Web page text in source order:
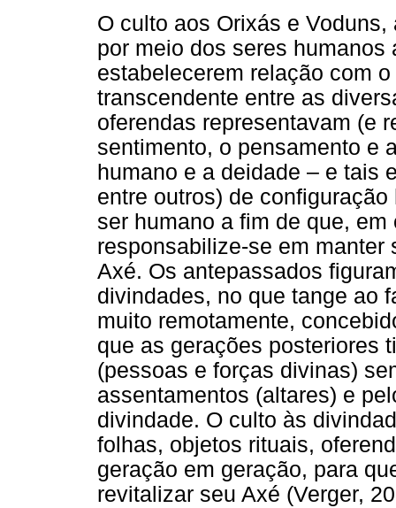
O culto aos Orixás e
por meio dos seres
estabelecerem relação com
transcendente entre as
oferendas representavam (e
sentimento, o pensamento e
humano e a deidade – e tais
entre outros) de
ser humano a fim de que,
responsabilize-se em
Axé. Os antepassados
divindades, no que tange ao
muito remotamente,
que as gerações posteriores
(pessoas e forças divinas)
assentamentos (altares) e
divindade. O culto às
folhas, objetos rituais,
geração em geração, para
revitalizar seu Axé (Verger,